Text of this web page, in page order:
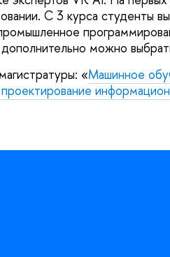
С 3 курса
можно
«Машинное